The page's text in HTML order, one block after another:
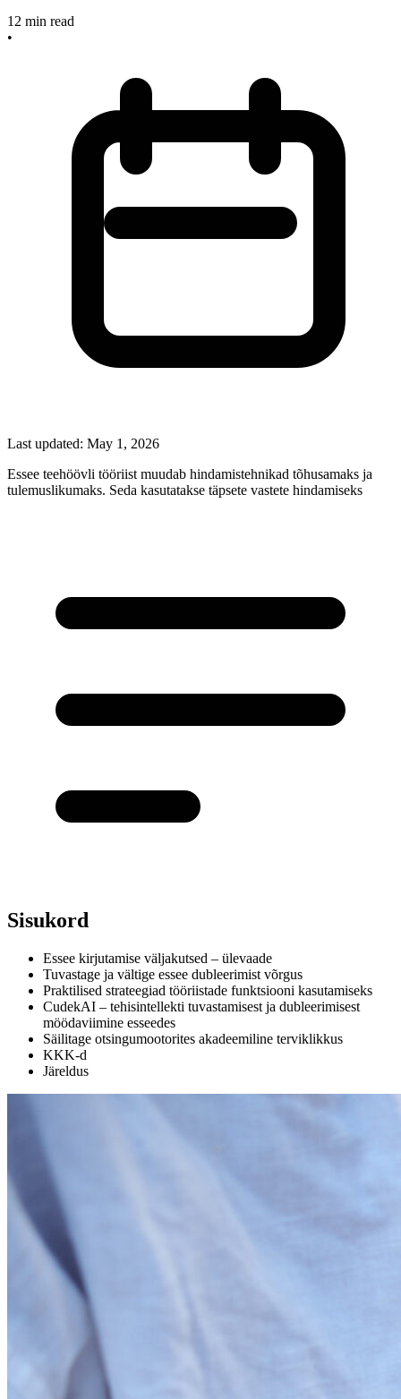
12 min read
•
Last updated: May 1, 2026
Essee teehöövli tööriist muudab hindamistehnikad tõhusamaks ja
tulemuslikumaks. Seda kasutatakse täpsete vastete hindamiseks
Sisukord
Essee kirjutamise väljakutsed – ülevaade
Tuvastage ja vältige essee dubleerimist võrgus
Praktilised strateegiad tööriistade funktsiooni kasutamiseks
CudekAI – tehisintellekti tuvastamisest ja dubleerimisest
möödaviimine esseedes
Säilitage otsingumootorites akadeemiline terviklikkus
KKK-d
Järeldus